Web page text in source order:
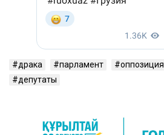
драка парламент оппозиция
депутаты